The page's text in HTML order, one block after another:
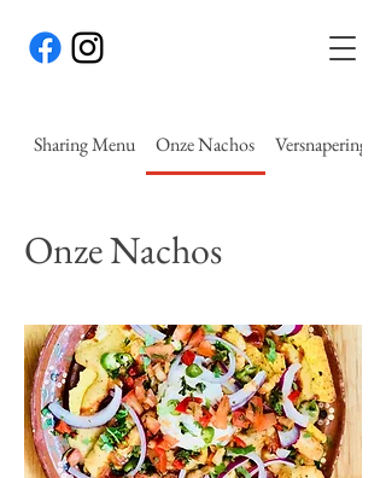
Sharing Menu Onze Nachos Versnaperingen
Onze Nachos